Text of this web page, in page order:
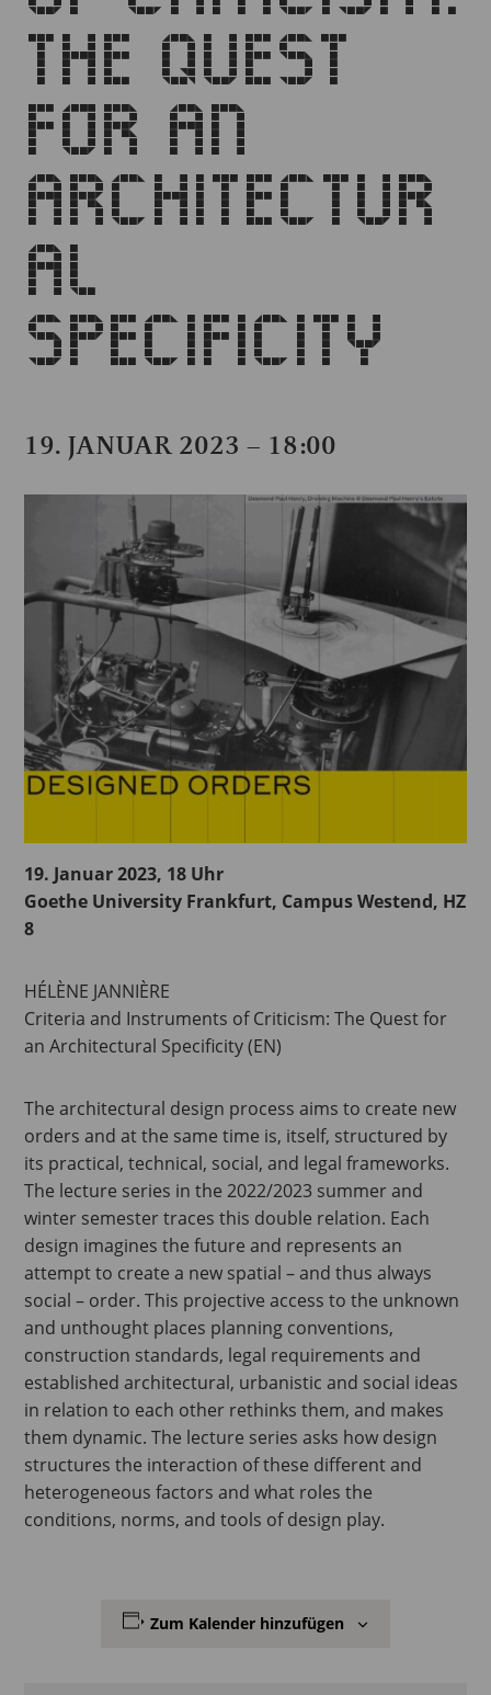
THE QUEST
FOR AN
ARCHITECTUR
AL
SPECIFICITY
19. JANUAR 2023 – 18:00
19. Januar 2023, 18 Uhr
Goethe University Frankfurt, Campus Westend, HZ
8
HÉLÈNE JANNIÈRE
Criteria and Instruments of Criticism: The Quest for
an Architectural Specificity (EN)
The architectural design process aims to create new
orders and at the same time is, itself, structured by
its practical, technical, social, and legal frameworks.
The lecture series in the 2022/2023 summer and
winter semester traces this double relation. Each
design imagines the future and represents an
attempt to create a new spatial – and thus always
social – order. This projective access to the unknown
and unthought places planning conventions,
construction standards, legal requirements and
established architectural, urbanistic and social ideas
in relation to each other rethinks them, and makes
them dynamic. The lecture series asks how design
structures the interaction of these different and
heterogeneous factors and what roles the
conditions, norms, and tools of design play.
Zum Kalender hinzufügen